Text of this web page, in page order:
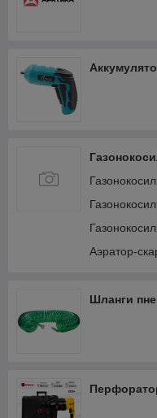
Аэратор-
Шланги